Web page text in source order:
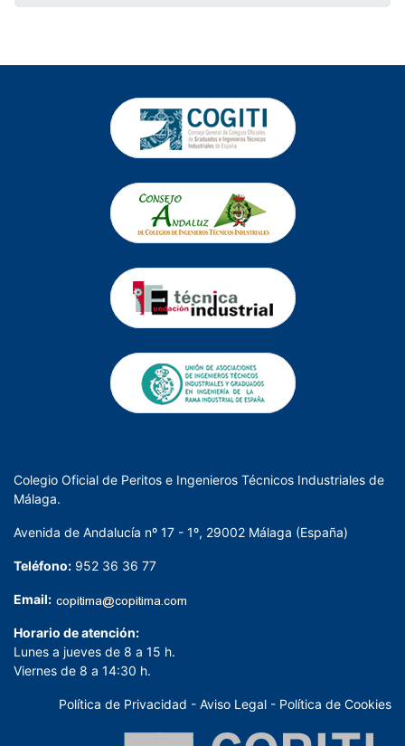
Colegio Oficial de Peritos e Ingenieros Técnicos Industriales de
Málaga.
Avenida de Andalucía nº 17 - 1º, 29002 Málaga (España)
Teléfono: 952 36 36 77
Email:
Horario de atención:
Lunes a jueves de 8 a 15 h.
Viernes de 8 a 14:30 h.
Política de Privacidad - Aviso Legal - Política de Cookies